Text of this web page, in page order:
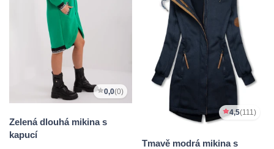
0,0(0)
Zelená dlouhá mikina s
kapucí
4,5(111)
Tmavě modrá mikina s